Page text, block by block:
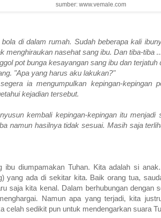
sumber: www.vemale.com
di dalam rumah. Sudah beberapa kali
menghiraukan nasehat sang ibu. Dan tiba-tiba
pot bunga kesayangan sang ibu dan terjatuh
"Apa yang harus aku lakukan?"
ia mengumpulkan kepingan-kepingan
kejadian tersebut.
kembali kepingan-kepingan itu
namun hasilnya tidak sesuai. Masih saja
diumpamakan Tuhan. Kita adalah si
yang ada di sekitar kita. Baik orang tua,
saja kita kenal. Dalam berhubungan dengan
Namun apa yang terjadi, kita
celah sedikit pun untuk mendengarkan suara